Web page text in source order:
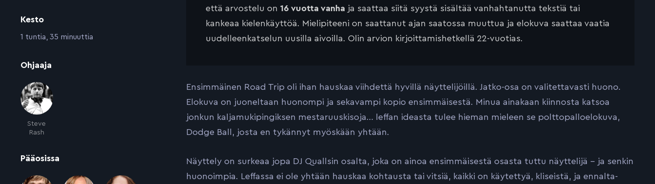
Kesto
:1 tuntia, 35 minuuttia
Ohjaaja
Steve
Rash
Pääosissa
että arvostelu on 16 vuotta vanha ja saattaa siitä syystä sisältää vanhahtanutta tekstiä tai
kankeaa kielenkäyttöä. Mielipiteeni on saattanut ajan saatossa muuttua ja elokuva saattaa vaatia
uudelleenkatselun uusilla aivoilla. Olin arvion kirjoittamishetkellä 22-vuotias.
Ensimmäinen Road Trip oli ihan hauskaa viihdettä hyvillä näyttelijöillä. Jatko-osa on valitettavasti huono.
Elokuva on juoneltaan huonompi ja sekavampi kopio ensimmäisestä. Minua ainakaan kiinnosta katsoa
jonkun kaljamukipingiksen mestaruuskisoja… leffan ideasta tulee hieman mieleen se polttopalloelokuva,
Dodge Ball, josta en tykännyt myöskään yhtään.
Näyttely on surkeaa jopa DJ Quallsin osalta, joka on ainoa ensimmäisestä osasta tuttu näyttelijä – ja senkin
huonoimpia. Leffassa ei ole yhtään hauskaa kohtausta tai vitsiä, kaikki on käytettyä, kliseistä, ja ennalta-